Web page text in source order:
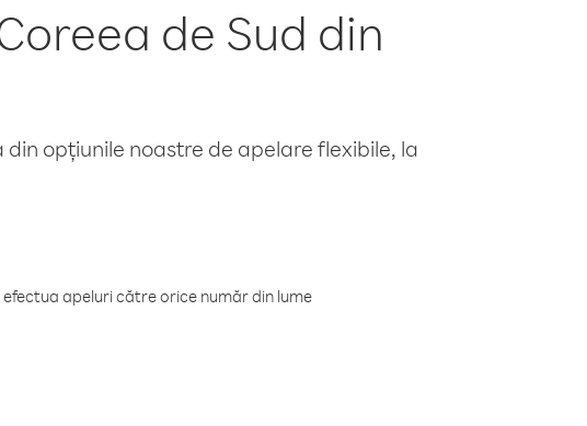
de Sud din
opțiunile noastre de apelare flexibile, la
apeluri către orice număr din lume